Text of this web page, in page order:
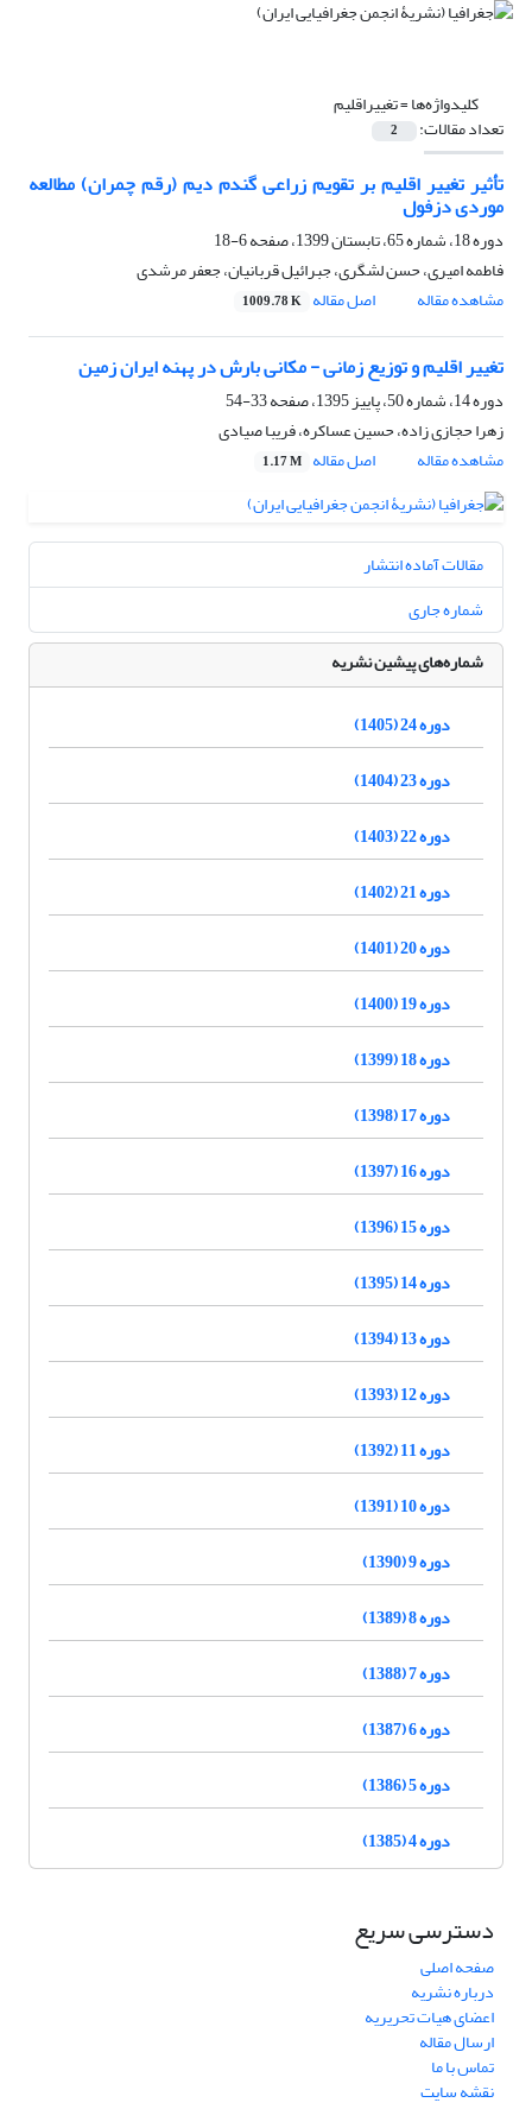
کلیدواژه‌ها =تغییراقلیم
تعداد مقالات: 2
تأثیر تغییر اقلیم بر تقویم زراعی گندم دیم (رقم چمران) مطالعه
موردی دزفول
دوره 18، شماره 65، تابستان 1399، صفحه
6-18
فاطمه امیری، حسن لشگری، جبرائیل قربانیان، جعفر مرشدی
مشاهده مقاله
اصل مقاله 1009.78 K
تغییر اقلیم و توزیع زمانی - مکانی بارش در پهنه ایران زمین
دوره 14، شماره 50، پاییز 1395، صفحه
33-54
زهرا حجازی زاده، حسین عساکره، فریبا صیادی
مشاهده مقاله
اصل مقاله 1.17 M
مقالات آماده انتشار
شماره جاری
شماره‌های پیشین نشریه
دوره 24 (1405)
دوره 23 (1404)
دوره 22 (1403)
دوره 21 (1402)
دوره 20 (1401)
دوره 19 (1400)
دوره 18 (1399)
دوره 17 (1398)
دوره 16 (1397)
دوره 15 (1396)
دوره 14 (1395)
دوره 13 (1394)
دوره 12 (1393)
دوره 11 (1392)
دوره 10 (1391)
دوره 9 (1390)
دوره 8 (1389)
دوره 7 (1388)
دوره 6 (1387)
دوره 5 (1386)
دوره 4 (1385)
دسترسی سریع
صفحه اصلی
درباره نشریه
اعضای هیات تحریریه
ارسال مقاله
تماس با ما
نقشه سایت